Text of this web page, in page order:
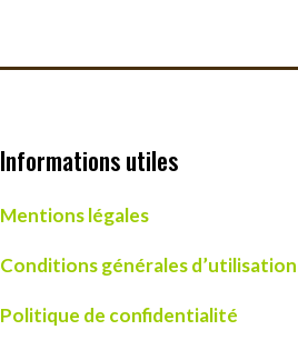
Informations utiles
Mentions légales
Conditions générales d’utilisation
Politique de confidentialité